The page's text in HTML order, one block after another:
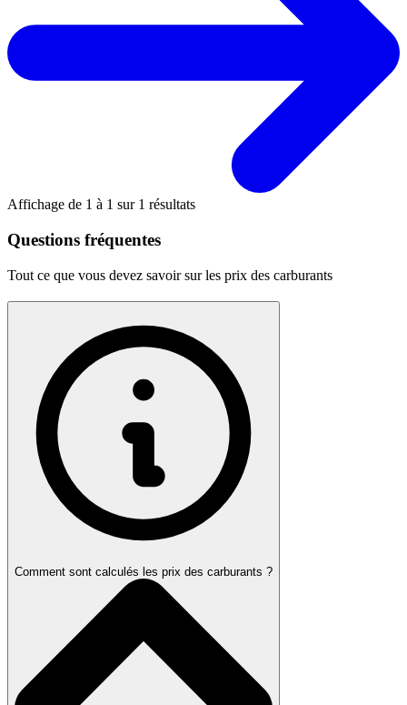
Affichage de 1 à 1 sur 1 résultats
Questions fréquentes
Tout ce que vous devez savoir sur les prix des carburants
Comment sont calculés les prix des carburants ?